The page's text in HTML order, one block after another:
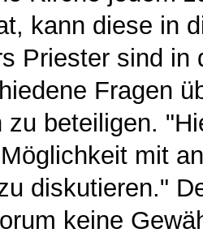
kann diese in
Priester sind in
Fragen
zu beteiligen.
mit
diskutieren."
keine